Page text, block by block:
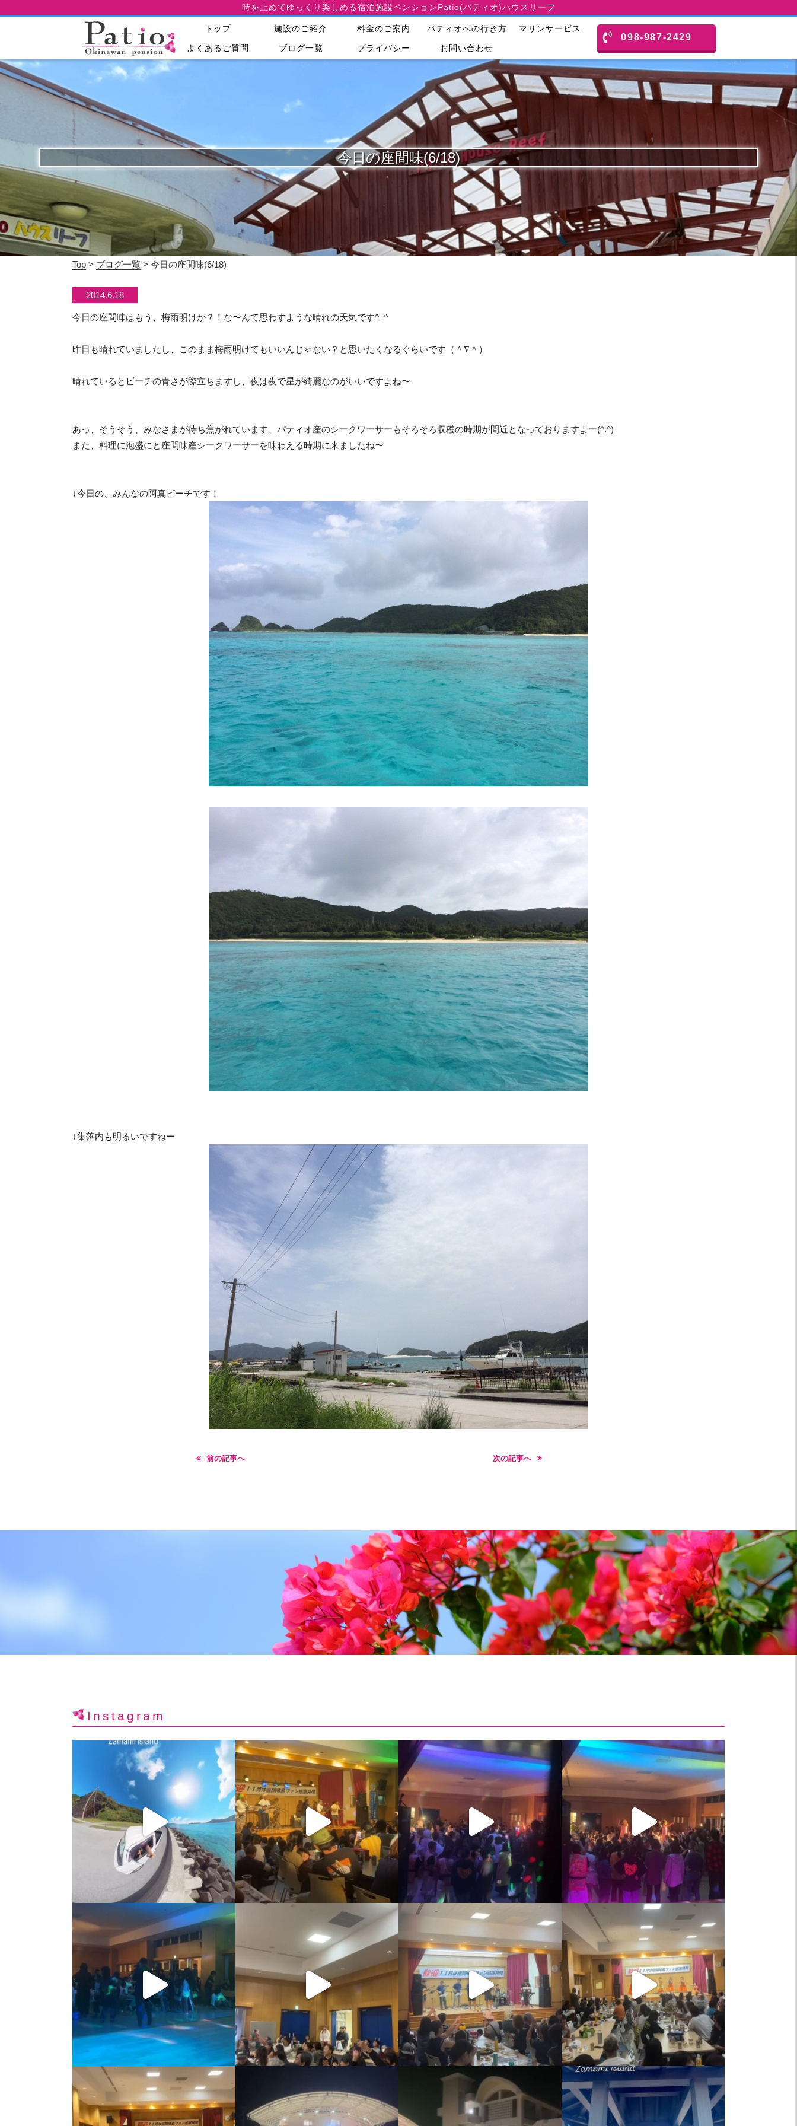
時を止めてゆっくり楽しめる宿泊施設ペンションPatio(パティオ)ハウスリーフ
トップ 施設のご紹介 料金のご案内 パティオへの行き方 マリンサービス
よくあるご質問 ブログ一覧 プライバシー お問い合わせ
098-987-2429
今日の座間味(6/18)
Top > ブログ一覧 > 今日の座間味(6/18)
2014.6.18
今日の座間味はもう、梅雨明けか？！な〜んて思わすような晴れの天気です^_^
昨日も晴れていましたし、このまま梅雨明けてもいいんじゃない？と思いたくなるぐらいです（＾∇＾）
晴れているとビーチの青さが際立ちますし、夜は夜で星が綺麗なのがいいですよね〜
あっ、そうそう、みなさまが待ち焦がれています、パティオ産のシークワーサーもそろそろ収穫の時期が間近となっておりますよー(^.^)
また、料理に泡盛にと座間味産シークワーサーを味わえる時期に来ましたね〜
↓今日の、みんなの阿真ビーチです！
↓集落内も明るいですねー
前の記事へ 次の記事へ
Instagram